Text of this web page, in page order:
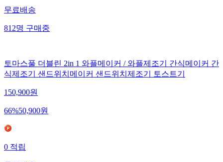
무료배송
812명 구매중
토마스풀 더블린 2in 1 와플메이커 / 와플제조기 간식메이커 간
식제조기 샌드위치메이커 샌드위치제조기 토스트기
150,900원
66%50,900원
0적립